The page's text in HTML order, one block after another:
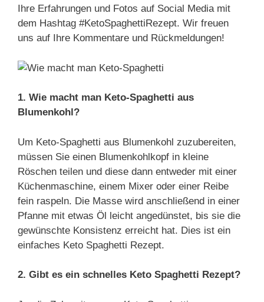
Ihre Erfahrungen und Fotos auf Social Media mit
dem Hashtag #KetoSpaghettiRezept. Wir freuen
uns auf Ihre Kommentare und Rückmeldungen!
1. Wie macht man Keto-Spaghetti aus
Blumenkohl?
Um Keto-Spaghetti aus Blumenkohl zuzubereiten,
müssen Sie einen Blumenkohlkopf in kleine
Röschen teilen und diese dann entweder mit einer
Küchenmaschine, einem Mixer oder einer Reibe
fein raspeln. Die Masse wird anschließend in einer
Pfanne mit etwas Öl leicht angedünstet, bis sie die
gewünschte Konsistenz erreicht hat. Dies ist ein
einfaches Keto Spaghetti Rezept.
2. Gibt es ein schnelles Keto Spaghetti Rezept?